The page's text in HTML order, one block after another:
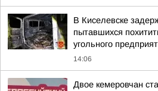
В Киселевске
пытавшихся
угольного
14:06
Двое кемеровчан